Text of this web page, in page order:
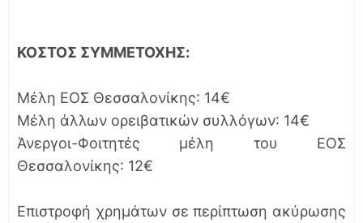
ΚΟΣΤΟΣ ΣΥΜΜΕΤΟΧΗΣ:
Μέλη ΕΟΣ Θεσσαλονίκης: 14€
Μέλη άλλων ορειβατικών συλλόγων: 14€
Άνεργοι-Φοιτητές μέλη του ΕΟΣ
Θεσσαλονίκης: 12€
Επιστροφή χρημάτων σε περίπτωση ακύρωσης